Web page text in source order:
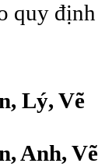
quy
Lý, Vẽ
Anh, Vẽ